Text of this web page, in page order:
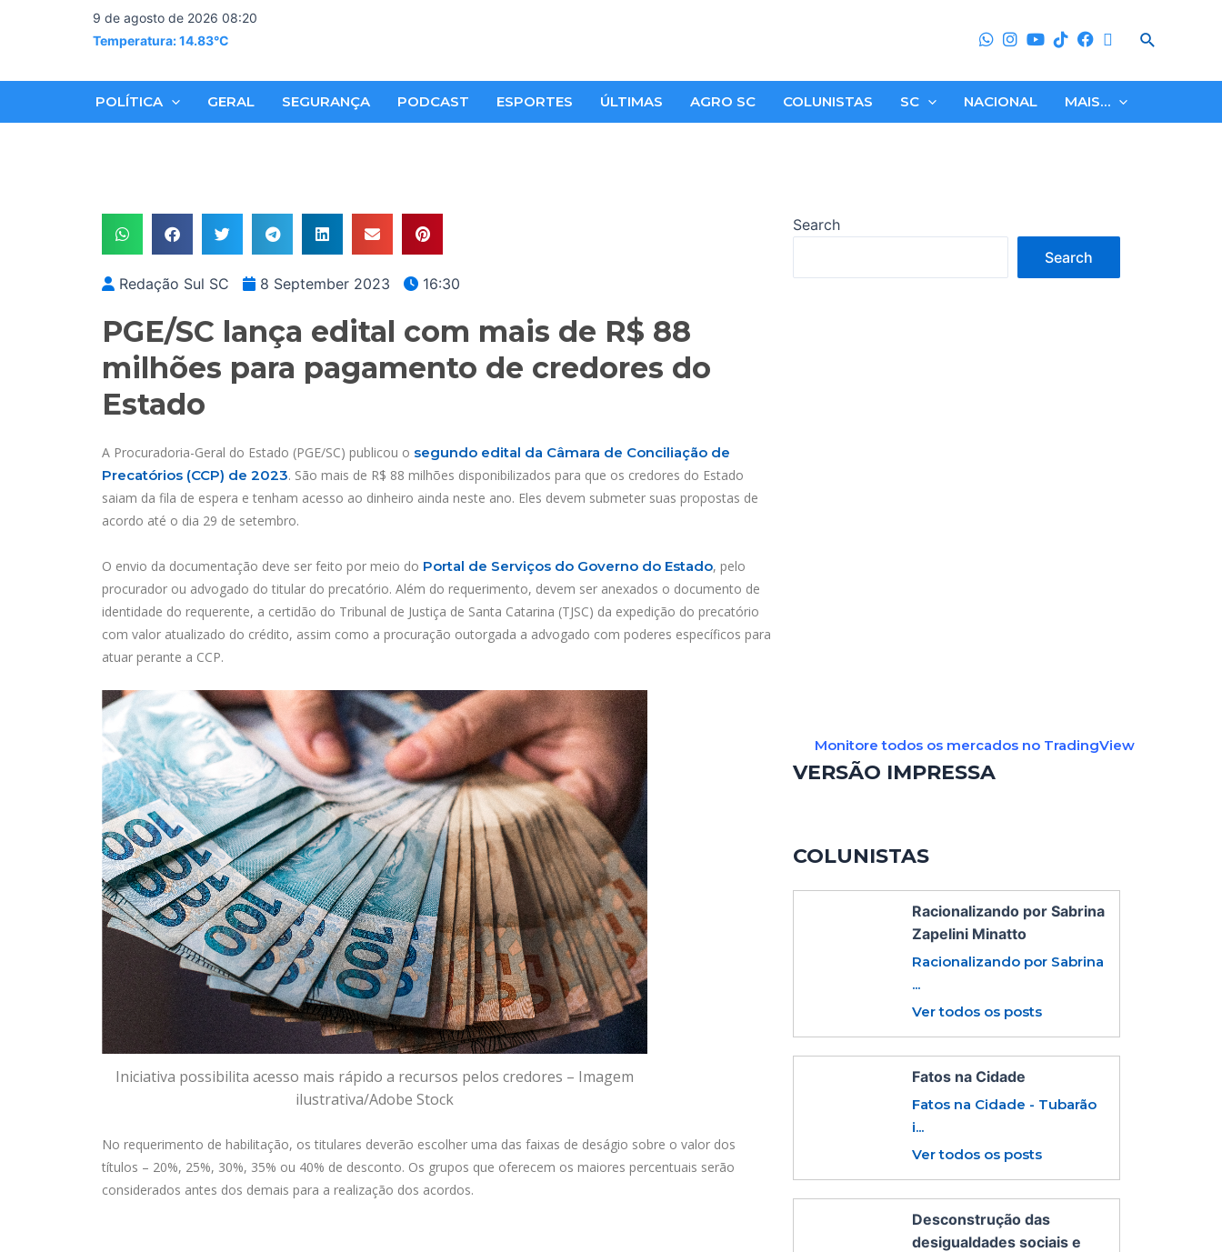
9 de agosto de 2026 08:20
Temperatura: 14.83°C
Search
POLÍTICA GERAL SEGURANÇA PODCAST ESPORTES ÚLTIMAS AGRO SC COLUNISTAS SC NACIONAL MAIS…
Redação Sul SC 8 September 2023 16:30
PGE/SC lança edital com mais de R$ 88
milhões para pagamento de credores do
Estado
A Procuradoria-Geral do Estado (PGE/SC) publicou o segundo edital da Câmara de Conciliação de
Precatórios (CCP) de 2023. São mais de R$ 88 milhões disponibilizados para que os credores do Estado
saiam da fila de espera e tenham acesso ao dinheiro ainda neste ano. Eles devem submeter suas propostas de
acordo até o dia 29 de setembro.
O envio da documentação deve ser feito por meio do Portal de Serviços do Governo do Estado, pelo
procurador ou advogado do titular do precatório. Além do requerimento, devem ser anexados o documento de
identidade do requerente, a certidão do Tribunal de Justiça de Santa Catarina (TJSC) da expedição do precatório
com valor atualizado do crédito, assim como a procuração outorgada a advogado com poderes específicos para
atuar perante a CCP.
Iniciativa possibilita acesso mais rápido a recursos pelos credores – Imagem
ilustrativa/Adobe Stock
No requerimento de habilitação, os titulares deverão escolher uma das faixas de deságio sobre o valor dos
títulos – 20%, 25%, 30%, 35% ou 40% de desconto. Os grupos que oferecem os maiores percentuais serão
considerados antes dos demais para a realização dos acordos.
Search
Search
Monitore todos os mercados no TradingView
VERSÃO IMPRESSA
COLUNISTAS
Racionalizando por Sabrina
Zapelini Minatto
Racionalizando por Sabrina
...
Ver todos os posts
Fatos na Cidade
Fatos na Cidade - Tubarão
i...
Ver todos os posts
Desconstrução das
desigualdades sociais e